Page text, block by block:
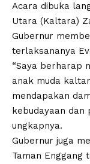
Acara dibuka
Utara (Kaltara)
Gubernur
terlaksananya
“Saya berharap
anak muda
mendapakan
kebudayaan
ungkapnya.
Gubernur juga
Taman Enggang